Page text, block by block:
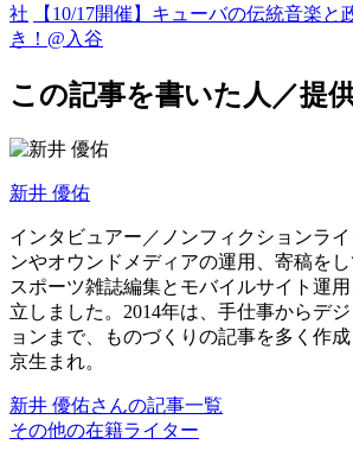
社
【10/17開催】キューバの伝統音楽
き！@入谷
この記事を書いた人／提
新井 優佑
インタビュアー／ノンフィクションラ
ンやオウンドメディアの運用、寄稿を
スポーツ雑誌編集とモバイルサイト運
立しました。2014年は、手仕事からデ
ョンまで、ものづくりの記事を多く作
京生まれ。
新井 優佑さんの記事一覧
その他の在籍ライター